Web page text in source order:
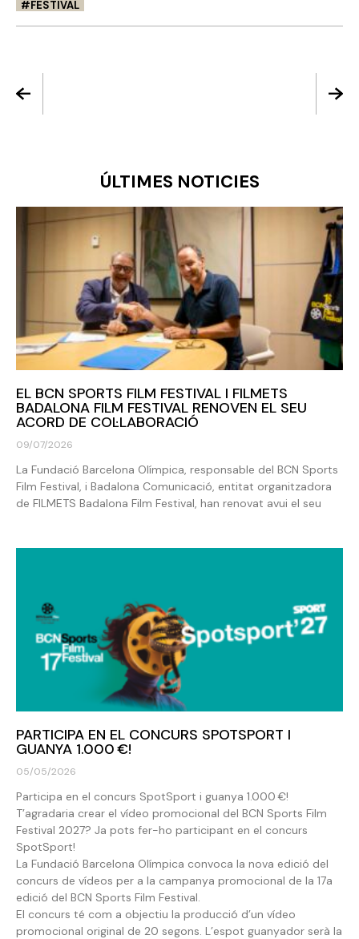
FESTIVAL
ÚLTIMES NOTICIES
EL BCN SPORTS FILM FESTIVAL I FILMETS
BADALONA FILM FESTIVAL RENOVEN EL SEU
ACORD DE COL·LABORACIÓ
09/07/2026
La Fundació Barcelona Olímpica, responsable del BCN Sports
Film Festival, i Badalona Comunicació, entitat organitzadora
de FILMETS Badalona Film Festival, han renovat avui el seu
PARTICIPA EN EL CONCURS SPOTSPORT I
GUANYA 1.000 €!
05/05/2026
Participa en el concurs SpotSport i guanya 1.000 €!
T’agradaria crear el vídeo promocional del BCN Sports Film
Festival 2027? Ja pots fer-ho participant en el concurs
SpotSport!
La Fundació Barcelona Olímpica convoca la nova edició del
concurs de vídeos per a la campanya promocional de la 17a
edició del BCN Sports Film Festival.
El concurs té com a objectiu la producció d’un vídeo
promocional original de 20 segons. L’espot guanyador serà la